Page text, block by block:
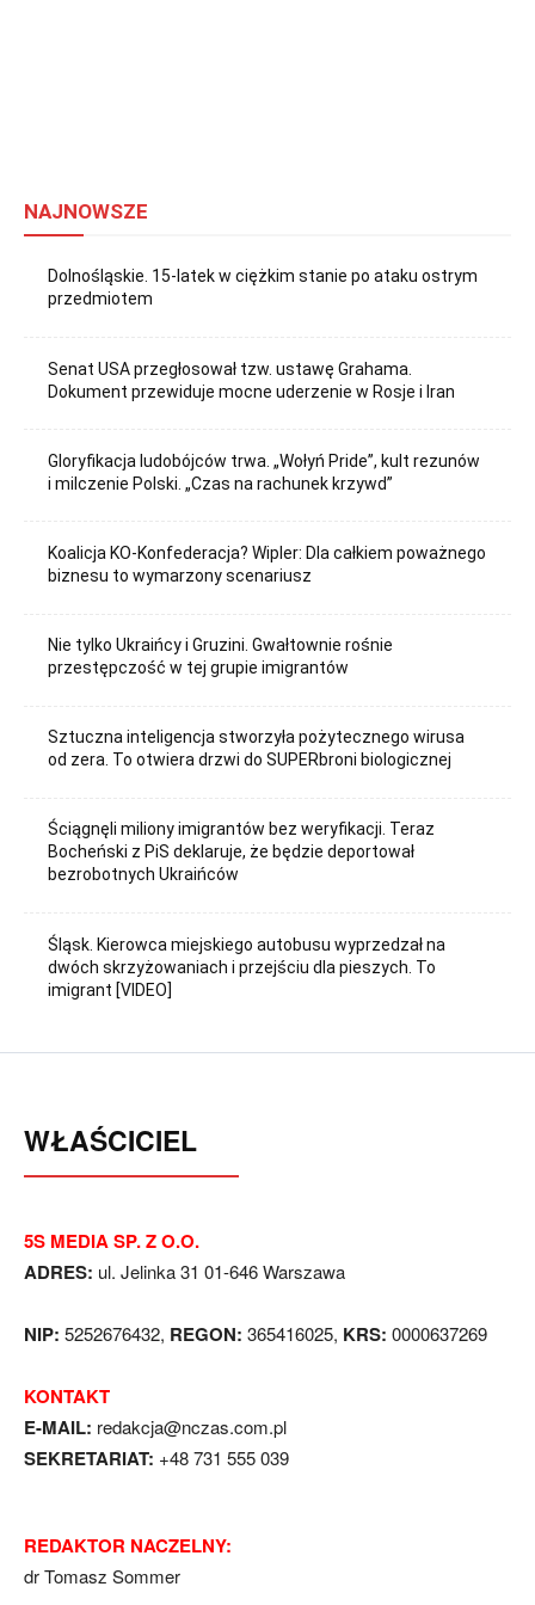
NAJNOWSZE
Dolnośląskie. 15-latek w ciężkim stanie po ataku ostrym
przedmiotem
Senat USA przegłosował tzw. ustawę Grahama.
Dokument przewiduje mocne uderzenie w Rosje i Iran
Gloryfikacja ludobójców trwa. „Wołyń Pride”, kult rezunów
i milczenie Polski. „Czas na rachunek krzywd”
Koalicja KO-Konfederacja? Wipler: Dla całkiem poważnego
biznesu to wymarzony scenariusz
Nie tylko Ukraińcy i Gruzini. Gwałtownie rośnie
przestępczość w tej grupie imigrantów
Sztuczna inteligencja stworzyła pożytecznego wirusa
od zera. To otwiera drzwi do SUPERbroni biologicznej
Ściągnęli miliony imigrantów bez weryfikacji. Teraz
Bocheński z PiS deklaruje, że będzie deportował
bezrobotnych Ukraińców
Śląsk. Kierowca miejskiego autobusu wyprzedzał na
dwóch skrzyżowaniach i przejściu dla pieszych. To
imigrant [VIDEO]
WŁAŚCICIEL
5S MEDIA SP. Z O.O.
ADRES: ul. Jelinka 31 01-646 Warszawa
NIP: 5252676432, REGON: 365416025, KRS: 0000637269
KONTAKT
E-MAIL: redakcja@nczas.com.pl
SEKRETARIAT: +48 731 555 039
REDAKTOR NACZELNY:
dr Tomasz Sommer